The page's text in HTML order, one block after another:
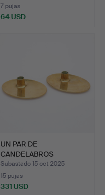
7 pujas
64 USD
UN PAR DE
CANDELABROS
«PRECIOSOS» DE LATÓN…
Subastado 15 oct 2025
15 pujas
331 USD